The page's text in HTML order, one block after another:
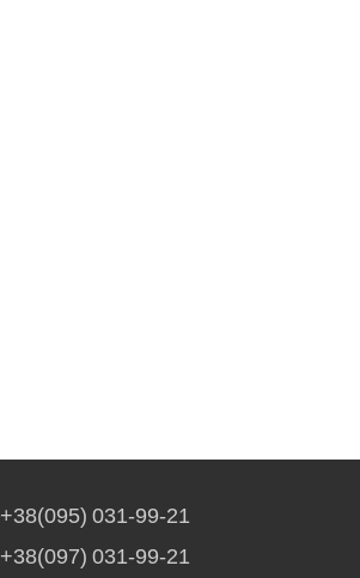
+38(095) 031-99-21
+38(097) 031-99-21